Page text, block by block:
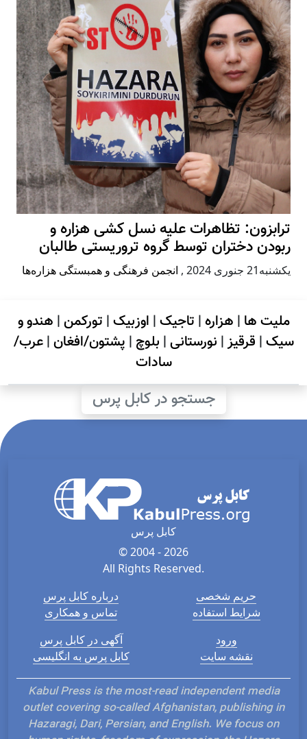
ترابزون: تظاهرات علیه نسل کشی هزاره و
ربودن دختران توسط گروه تروریستی طالبان
يكشنبه21 جنوری 2024 , انجمن فرهنگی و همبستگی هزاره‌ها
ملیت ها | هزاره| تاجیک| اوزبیک| تورکمن| هندو و
سیک| قرقیز| نورستانی| بلوچ | پشتون/افغان|عرب/
سادات
جستجو در کابل پرس
کابل پرس
© 2004 - 2026
All Rights Reserved.
درباره کابل پرس
تماس و همکاری
حریم شخصی
شرایط استفاده
آگهی در کابل پرس
کابل پرس به انگلیسی
ورود
نقشه سایت
Kabul Press is the most-read independent media
outlet covering so-called Afghanistan, publishing in
Hazaragi, Dari, Persian, and English. We focus on